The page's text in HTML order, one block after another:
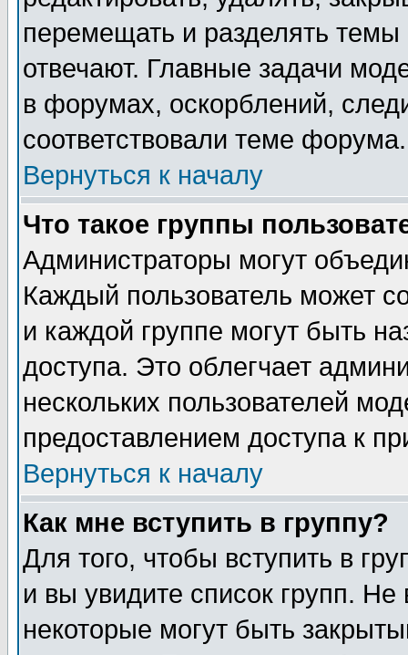
перемещать и разделять
отвечают. Главные задачи
в форумах, оскорблений,
соответствовали теме форума.
Вернуться к началу
Что такое группы
Администраторы могут
Каждый пользователь может
и каждой группе могут быть
доступа. Это облегчает
нескольких пользователей
предоставлением доступа к
Вернуться к началу
Как мне вступить в группу?
Для того, чтобы вступить в
и вы увидите список групп.
некоторые могут быть